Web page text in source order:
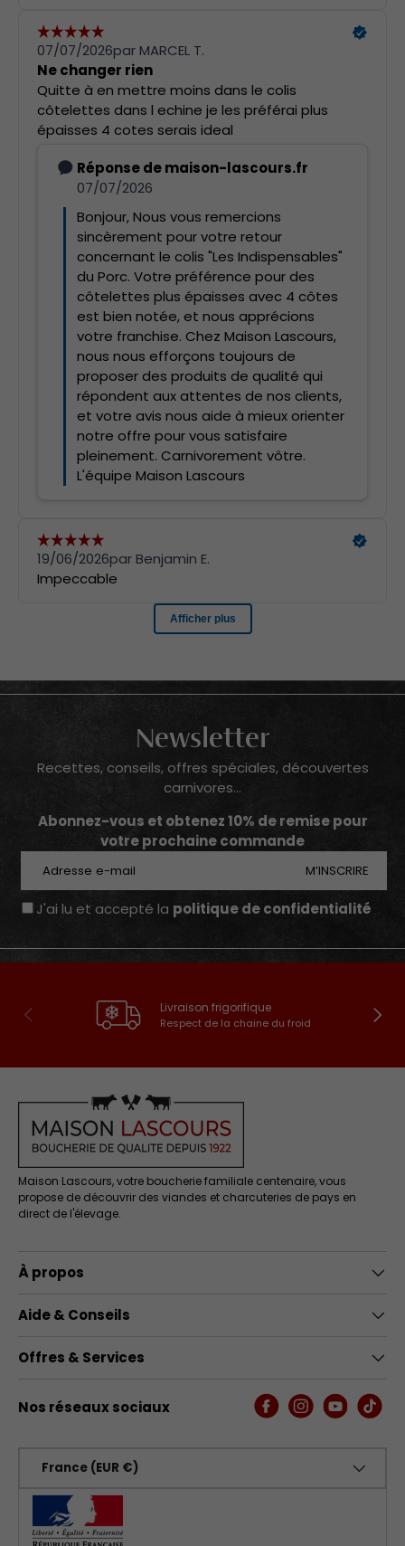
Newsletter
Recettes, conseils, offres spéciales, découvertes
carnivores...
Abonnez-vous et obtenez 10% de remise pour
votre prochaine commande
M’INSCRIRE
J'ai lu et accepté la politique de confidentialité
Précédent Livraison frigorifique
Respect de la chaine du froid
Maison Lascours, votre boucherie familiale centenaire, vous
propose de découvrir des viandes et charcuteries de pays en
direct de l'élevage.
À propos
Aide & Conseils
Offres & Services
Nos réseaux sociaux FacebookInstagram
YouTube
France (EUR €)